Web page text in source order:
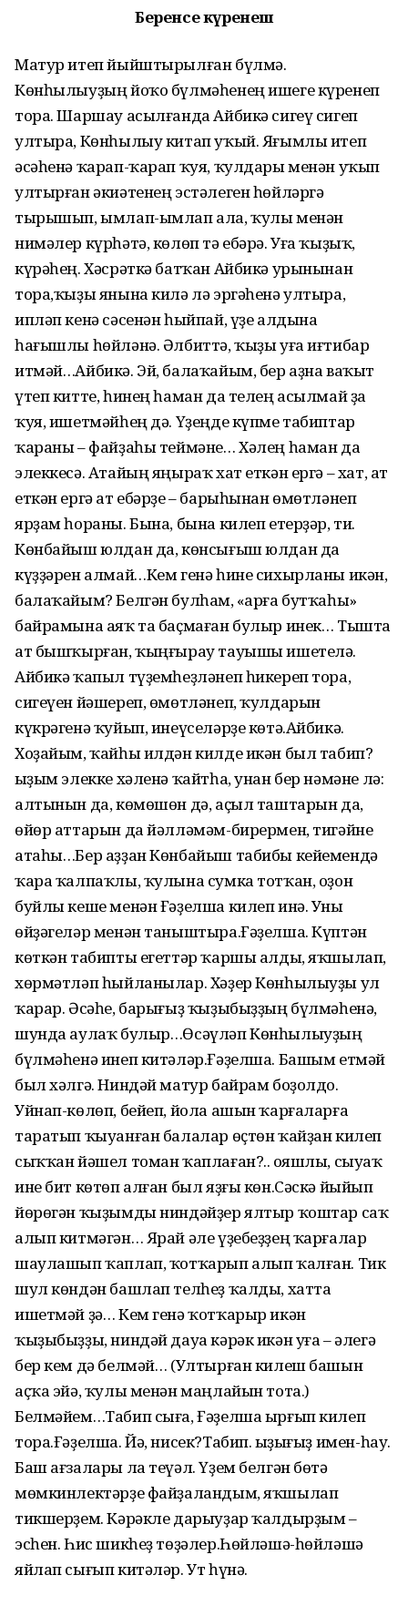
Беренсе күренеш
Матур итеп йыйштырылған бүлмә.
Көнһылыуҙың йоҡо бүлмәһенең ишеге күренеп
тора. Шаршау асыл­ғанда Айбикә сигеү сигеп
ултыра, Көнһылыу китап уҡый. Яғымлы итеп
әсәһенә ҡарап-ҡарап ҡуя, ҡулдары менән уҡып
ултырған әкиәтенең эстәлеген һөйләргә
тырышып, ымлап-ымлап ала, ҡулы менән
нимәлер күрһәтә, көлөп тә ебәрә. Уға ҡыҙыҡ,
күрәһең. Хәсрәткә батҡан Айбикә урынынан
тора,ҡыҙы янына килә лә эргәһенә ултыра,
ипләп кенә сәсенән һыйпай, үҙе алдына
һағышлы һөйләнә. Әлбиттә, ҡыҙы уға иғтибар
итмәй…Айбикә. Эй, балаҡайым, бер аҙна ваҡыт
үтеп китте, һинең һаман да телең асылмай ҙа
ҡуя, ишетмәйһең дә. Үҙеңде күпме табиптар
ҡараны – файҙаһы теймәне… Хәлең һаман да
элеккесә. Атайың яңыраҡ хат еткән ергә – хат, ат
еткән ергә ат ебәр­ҙе – барыһынан өмөтләнеп
ярҙам һораны. Бына, бына килеп етерҙәр, ти.
Көнбайыш юлдан да, көнсығыш юлдан да
күҙҙәрен алмай…Кем генә һине сихырланы икән,
балаҡайым? Белгән булһам, «Ҡарға бутҡаһы»
байрамына аяҡ та баҫмаған булыр инек… Тышта
ат бышҡырған, ҡыңғырау тауышы ишетелә.
Айбикә ҡапыл түҙемһеҙләнеп һикереп тора,
сигеүен йәшереп, өмөтләнеп, ҡулдарын
күкрәгенә ҡуйып, инеүселәр­ҙе көтә.Айбикә.
Хоҙайым, ҡайһы илдән килде икән был табип?
Ҡыҙым элекке хәленә ҡайтһа, унан бер нәмәне лә:
алтынын да, көмөшөн дә, аҫыл таштарын да,
өйөр аттарын да йәлләмәм-бирермен, тигәйне
атаһы…Бер аҙҙан Көнбайыш табибы кейемендә
ҡара ҡалпаҡлы, ҡулына сумка тотҡан, оҙон
буйлы кеше менән Ғәҙелша килеп инә. Уны
өйҙәгеләр менән таныштыра.Ғәҙелша. Күптән
көткән табипты егеттәр ҡаршы алды, яҡшылап,
хөрмәтләп һыйланылар. Хәҙер Көн­һылыуҙы ул
ҡарар. Әсәһе, барығыҙ ҡыҙыбыҙҙың бүлмәһенә,
шунда аулаҡ булыр…Өсәүләп Көнһылыуҙың
бүлмәһенә инеп китәләр.Ғәҙелша. Башым етмәй
был хәлгә. Ниндәй матур байрам боҙолдо.
Уйнап-көлөп, бейеп, йола ашын ҡар­ғаларға
таратып ҡыуанған балалар өҫтөн ҡайҙан килеп
сыҡҡан йәшел томан ҡаплаған?.. Ҡояшлы, сыуаҡ
ине бит көтөп алған был яҙғы көн.Сәскә йыйып
йөрөгән ҡыҙымды ниндәйҙер ялтыр ҡоштар саҡ
алып китмәгән… Ярай әле үҙебеҙҙең ҡар­ғалар
шаулашып ҡаплап, ҡотҡарып алып ҡалған. Тик
шул көндән башлап телһеҙ ҡалды, хатта
ишетмәй ҙә… Кем генә ҡотҡарыр икән
ҡыҙыбыҙҙы, ниндәй дауа кәрәк икән уға – әлегә
бер кем дә белмәй… (Ултыр­ған килеш башын
аҫҡа эйә, ҡулы менән маңлайын тота.)
Белмәйем…Табип сыға, Ғәҙелша ырғып килеп
тора.Ғәҙелша. Йә, нисек?Табип. Ҡыҙығыҙ имен-һау.
Баш ағзалары ла теүәл. Үҙем белгән бөтә
мөмкинлектәрҙе файҙаландым, яҡшылап
тикшерҙем. Кәрәкле дарыу­ҙар ҡалдырҙым –
эсһен. Һис шикһеҙ төҙәлер.Һөйләшә-һөйләшә
яйлап сығып китәләр. Ут һүнә.